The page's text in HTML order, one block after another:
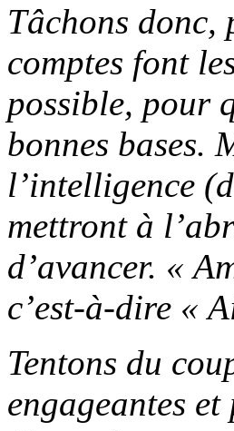
Tâchons donc,
comptes font
possible, pour
bonnes bases.
l’intelligence
mettront à
d’avancer. «
c’est-à-dire «
Tentons du
engageantes